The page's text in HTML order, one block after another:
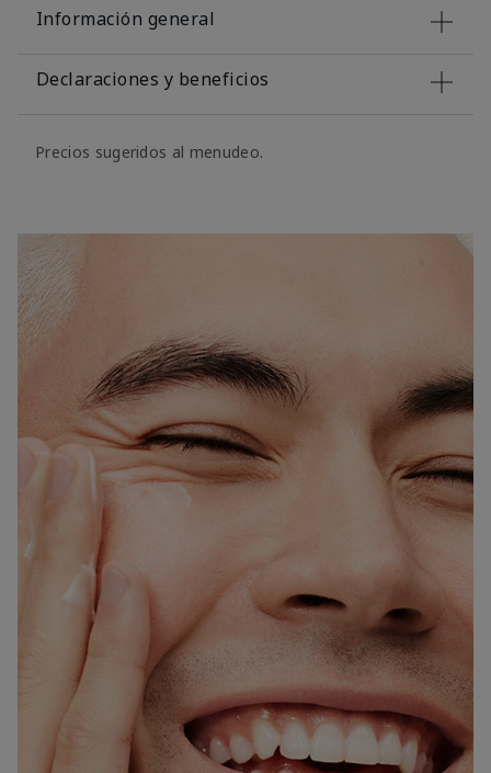
Información general
Declaraciones y beneficios
Precios sugeridos al menudeo.